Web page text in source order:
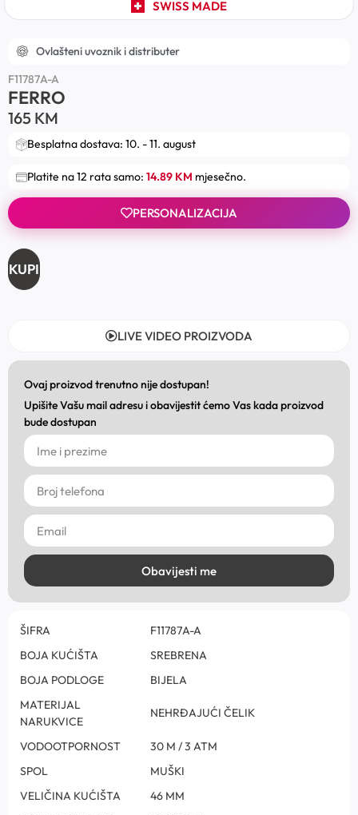
SWISS MADE
Ovlašteni uvoznik i distributer
F11787A-A
FERRO
165 KM
Besplatna dostava: 10. - 11. august
Platite na 12 rata samo: 14.89 KM mjesečno.
PERSONALIZACIJA
KUPI
LIVE VIDEO PROIZVODA
Ovaj proizvod trenutno nije dostupan!
Upišite Vašu mail adresu i obavijestit ćemo Vas kada proizvod
bude dostupan
Obavijesti me
ŠIFRA
F11787A-A
BOJA KUĆIŠTA
SREBRENA
BOJA PODLOGE
BIJELA
MATERIJAL
NARUKVICE
NEHRĐAJUĆI ČELIK
VODOOTPORNOST
30 M / 3 ATM
SPOL
MUŠKI
VELIČINA KUĆIŠTA
46 MM